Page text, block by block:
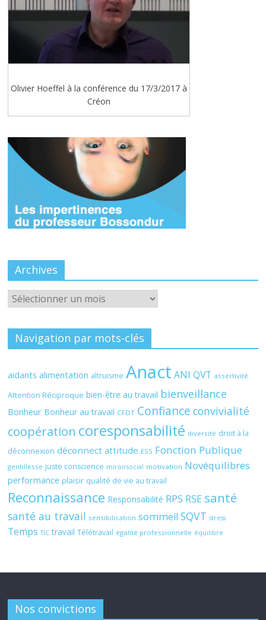
Olivier Hoeffel à la conférence du 17/3/2017 à
Créon
Archives
Archives
Navigation par mots-clés
aidants alimentation altruisme Anact ANI QVT assertivité
Attention Réciproque bien-être au travail bienveillance
Bonheur Bonheur au travail CFDT Confiance convivialité
coopération coresponsabilité diversité droit à la
déconnexion déconnect attitude ESS Fonction Publique
gentillesse juste conscience miroirsocial motivation Novéquilibres
performance plaisir qualité de vie au travail
Reconnaissance Responsabilité RPS RSE santé
santé au travail sensibilisation sommeil SQVT stress
Temps TIC travail Télétravail égalité professionnelle équilibre
Nos convictions